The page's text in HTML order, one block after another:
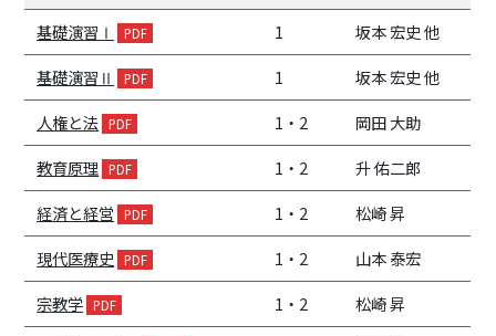
基礎演習Ⅰ
1
坂本 宏史 他
基礎演習Ⅱ
1
坂本 宏史 他
人権と法
1・2
岡田 大助
教育原理
1・2
升 佑二郎
経済と経営
1・2
松崎 昇
現代医療史
1・2
山本 泰宏
宗教学
1・2
松崎 昇